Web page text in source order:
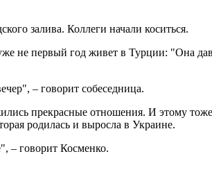
залива. Коллеги начали коситься.
не первый год живет в Турции: "Она
– говорит собеседница.
прекрасные отношения. И этому
родилась и выросла в Украине.
– говорит Косменко.